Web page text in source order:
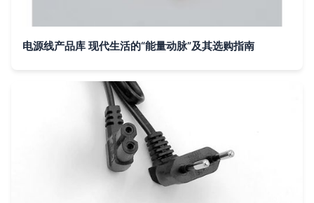
电源线产品库 现代生活的“能量动脉”及其选购指南